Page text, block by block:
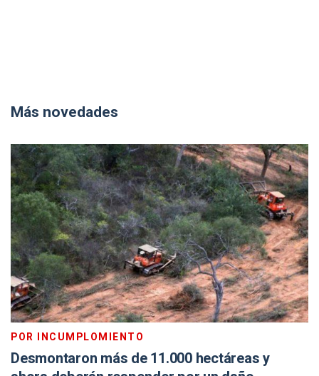
Más novedades
POR INCUMPLOMIENTO
Desmontaron más de 11.000 hectáreas y